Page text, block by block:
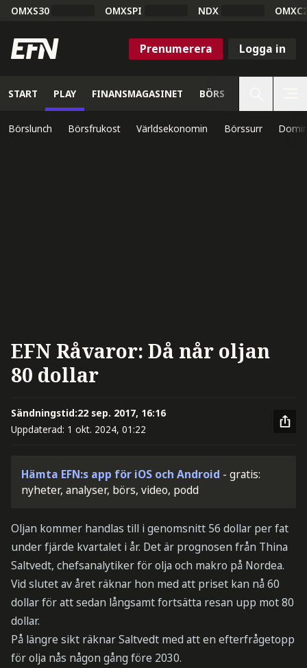
OMXS30 OMXSPI NDX
Prenumerera Logga in
START PLAY FINANSMAGASINET BÖRS
Börslunch Börsfrukost Världsekonomin Börssurr
EFN Råvaror: Då når oljan
80 dollar
Sändningstid:22 sep. 2017, 16:16
Uppdaterad: 1 okt. 2024, 01:22
Hämta EFN:s app för iOS och Android - gratis:
nyheter, analyser, börs, video, podd
Oljan kommer handlas till i genomsnitt 56 dollar per fat
under fjärde kvartalet i år. Det är prognosen från Thina
Saltvedt, chefsanalytiker för olja och makro på Nordea.
Vid slutet av året räknar hon med att priset kan nå 60
dollar för att sedan långsamt fortsätta resan upp mot 80
dollar.
På längre sikt räknar Saltvedt med att en efterfrågetopp
för olja nås någon gång före 2030.